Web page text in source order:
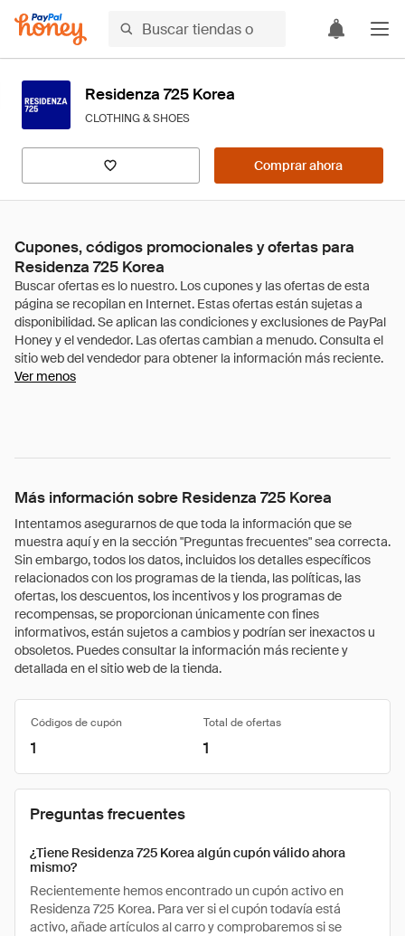
Residenza 725 Korea
CLOTHING & SHOES
Comprar ahora
Cupones, códigos promocionales y ofertas para
Residenza 725 Korea
Ver menos
Más información sobre Residenza 725 Korea
Intentamos asegurarnos de que toda la información que se
muestra aquí y en la sección "Preguntas frecuentes" sea correcta.
Sin embargo, todos los datos, incluidos los detalles específicos
relacionados con los programas de la tienda, las políticas, las
ofertas, los descuentos, los incentivos y los programas de
recompensas, se proporcionan únicamente con fines
informativos, están sujetos a cambios y podrían ser inexactos u
obsoletos. Puedes consultar la información más reciente y
detallada en el sitio web de la tienda.
Códigos de cupón Total de ofertas
1 1
Preguntas frecuentes
¿Tiene Residenza 725 Korea algún cupón válido ahora
mismo?
Recientemente hemos encontrado un cupón activo en
Residenza 725 Korea. Para ver si el cupón todavía está
activo, añade artículos al carro y comprobaremos si se